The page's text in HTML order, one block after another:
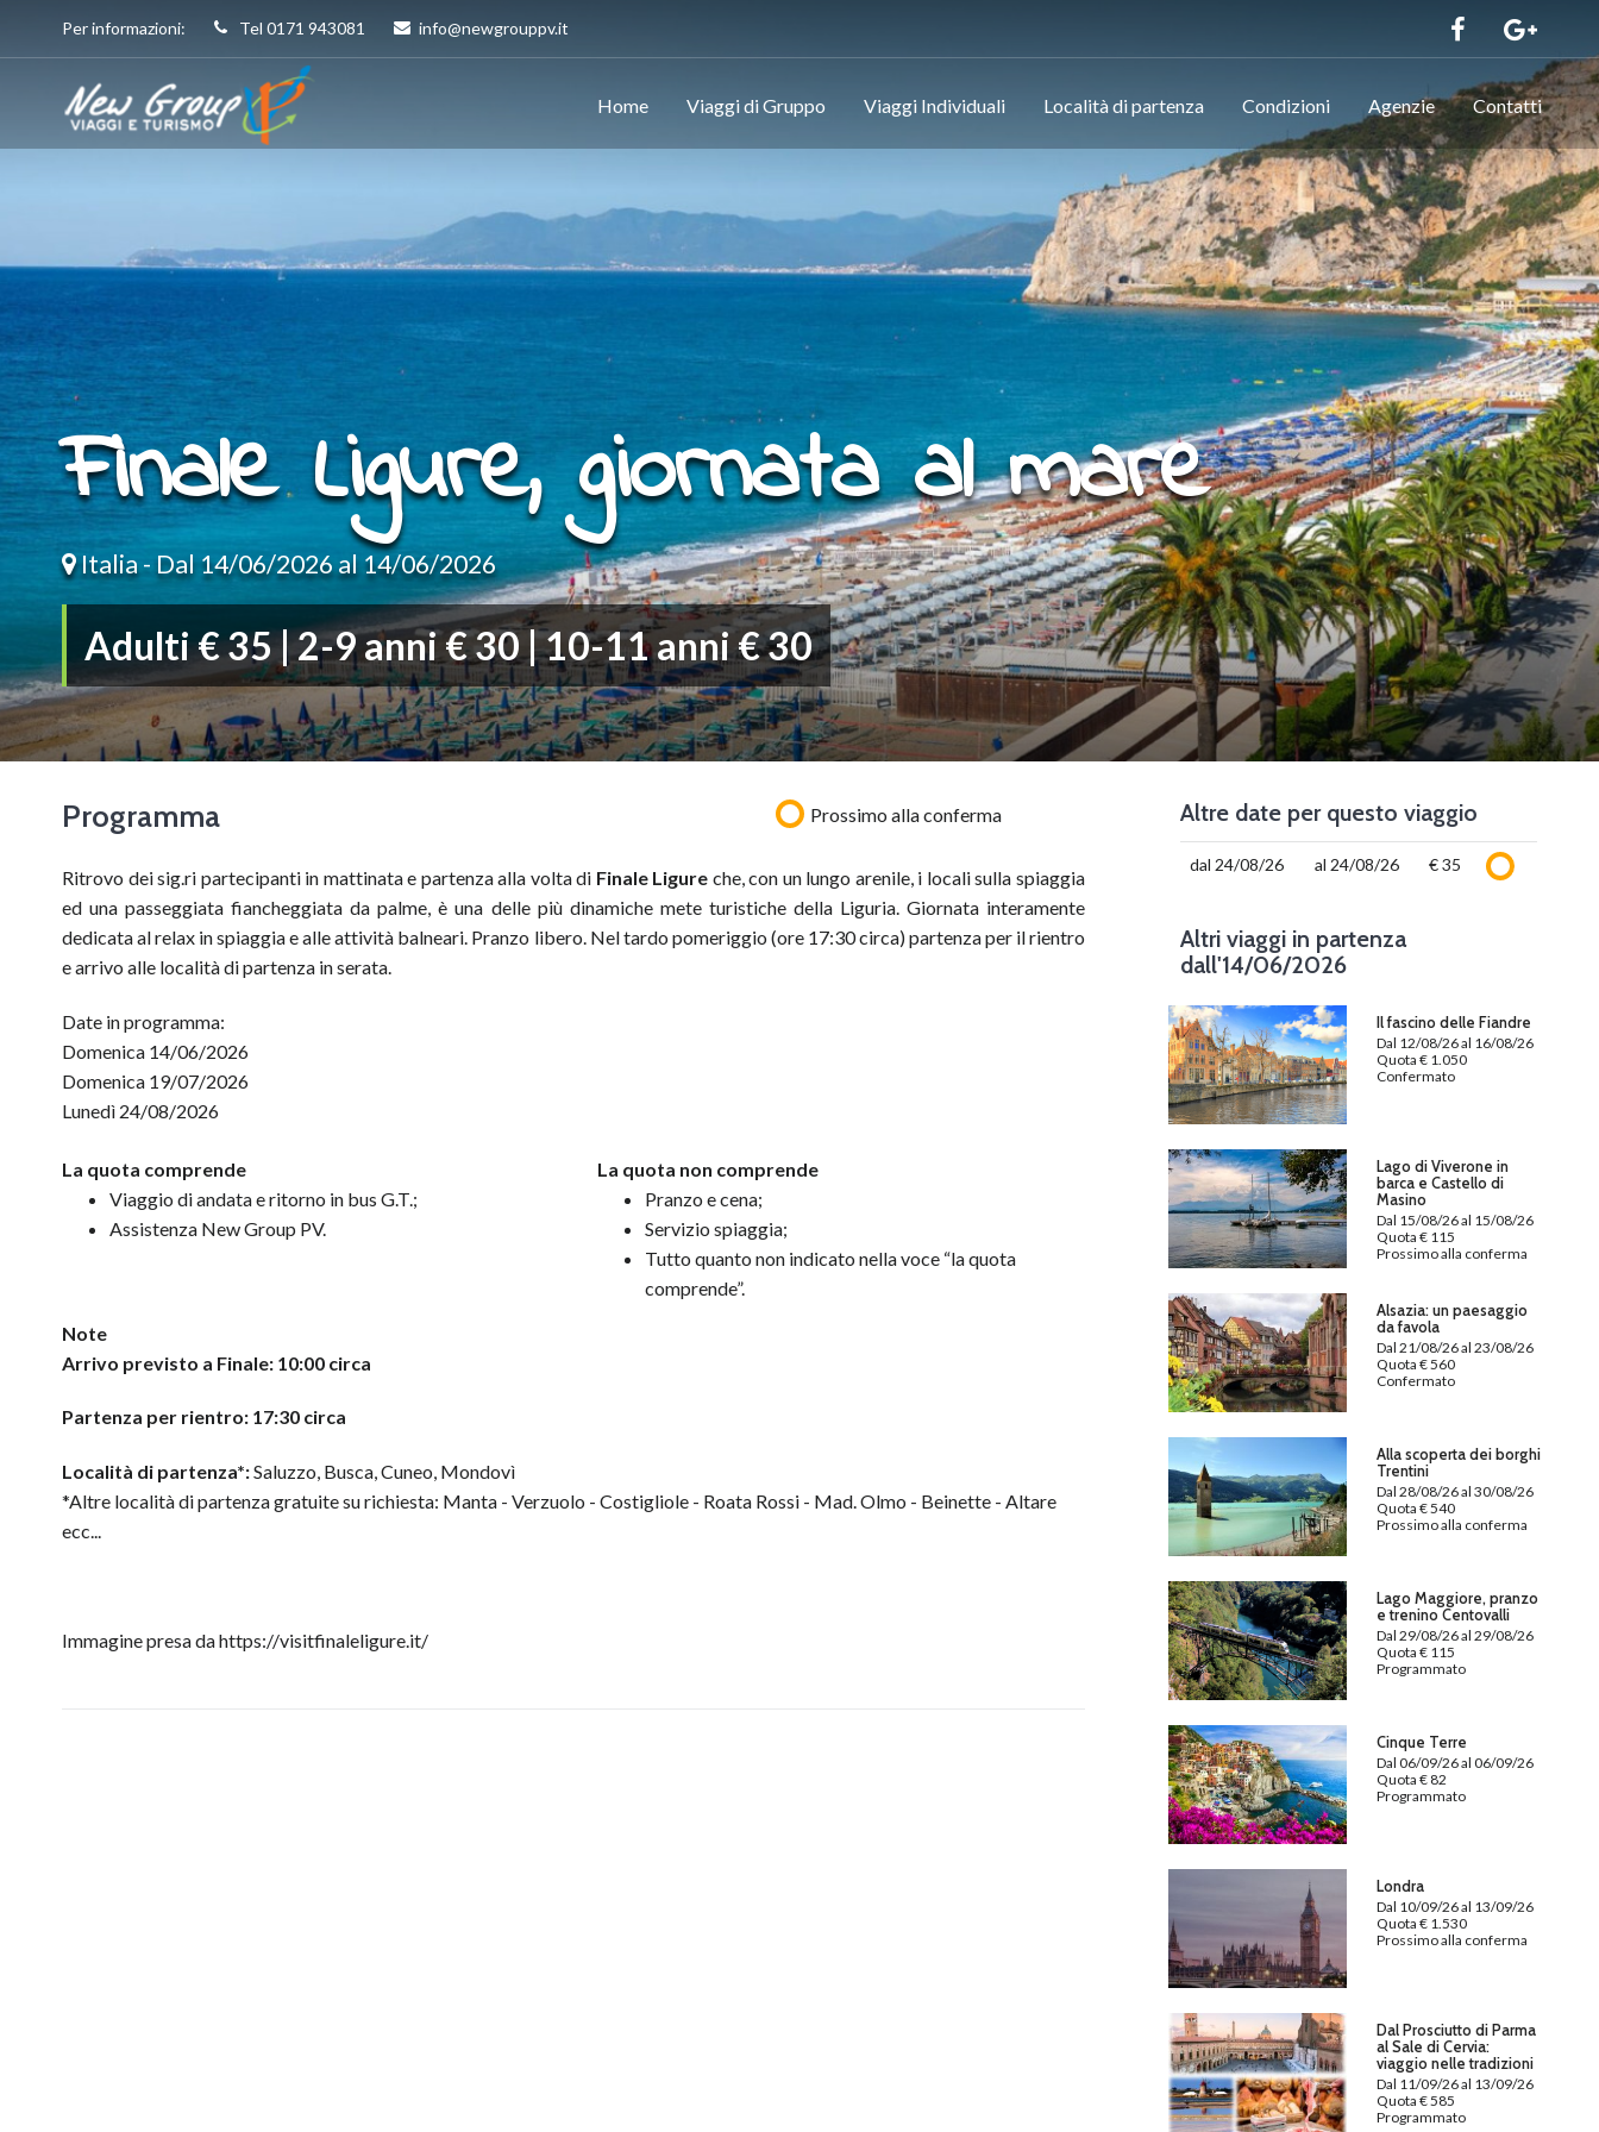
Per informazioni: Tel 0171 943081 info@newgrouppv.it
Home Viaggi di Gruppo Viaggi Individuali Località di partenza Condizioni Agenzie Contatti
Finale Ligure, giornata al mare
Italia -Dal 14/06/2026 al 14/06/2026
Adulti € 35 | 2-9 anni € 30 | 10-11 anni € 30
Programma Prossimo alla conferma
Ritrovo dei sig.ri partecipanti in mattinata e partenza alla volta di Finale Ligure che, con un lungo arenile, i locali sulla spiaggia
ed una passeggiata fiancheggiata da palme, è una delle più dinamiche mete turistiche della Liguria. Giornata interamente
dedicata al relax in spiaggia e alle attività balneari. Pranzo libero. Nel tardo pomeriggio (ore 17:30 circa) partenza per il rientro
e arrivo alle località di partenza in serata.
Date in programma:
Domenica 14/06/2026
Domenica 19/07/2026
Lunedì 24/08/2026
La quota comprende
Viaggio di andata e ritorno in bus G.T.;
Assistenza New Group PV.
La quota non comprende
Pranzo e cena;
Servizio spiaggia;
Tutto quanto non indicato nella voce “la quota
comprende”.
Note
Arrivo previsto a Finale: 10:00 circa
Partenza per rientro: 17:30 circa
Località di partenza*:Saluzzo, Busca, Cuneo, Mondovì
*Altre località di partenza gratuite su richiesta: Manta - Verzuolo - Costigliole - Roata Rossi - Mad. Olmo - Beinette - Altare
ecc...
Immagine presa da https://visitfinaleligure.it/
Altre date per questo viaggio
dal 24/08/26 al 24/08/26 € 35
Altri viaggi in partenza
dall'14/06/2026
Il fascino delle Fiandre
Dal 12/08/26 al 16/08/26
Quota € 1.050
Confermato
Lago di Viverone in
barca e Castello di
Masino
Dal 15/08/26 al 15/08/26
Quota € 115
Prossimo alla conferma
Alsazia: un paesaggio
da favola
Dal 21/08/26 al 23/08/26
Quota € 560
Confermato
Alla scoperta dei borghi
Trentini
Dal 28/08/26 al 30/08/26
Quota € 540
Prossimo alla conferma
Lago Maggiore, pranzo
e trenino Centovalli
Dal 29/08/26 al 29/08/26
Quota € 115
Programmato
Cinque Terre
Dal 06/09/26 al 06/09/26
Quota € 82
Programmato
Londra
Dal 10/09/26 al 13/09/26
Quota € 1.530
Prossimo alla conferma
Dal Prosciutto di Parma
al Sale di Cervia:
viaggio nelle tradizioni
Dal 11/09/26 al 13/09/26
Quota € 585
Programmato